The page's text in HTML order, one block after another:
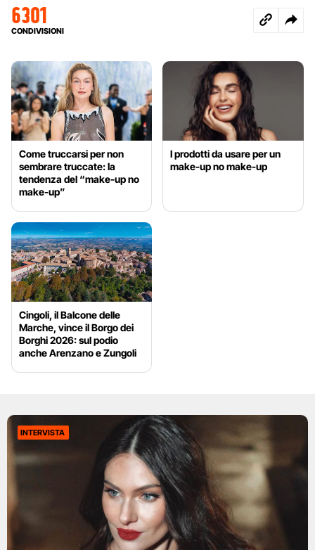
6301
CONDIVISIONI
Come truccarsi per non
sembrare truccate: la
tendenza del “make-up no
make-up”
I prodotti da usare per un
make-up no make-up
Cingoli, il Balcone delle
Marche, vince il Borgo dei
Borghi 2026: sul podio
anche Arenzano e Zungoli
INTERVISTA